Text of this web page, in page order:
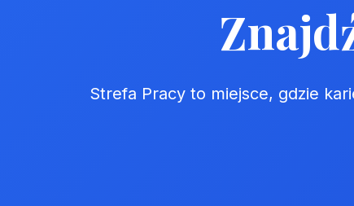
Strefa Pracy to miejsce, gdzie